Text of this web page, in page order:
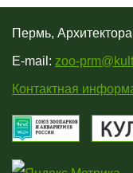
Пермь,
E-mail: zoo-
Контактная